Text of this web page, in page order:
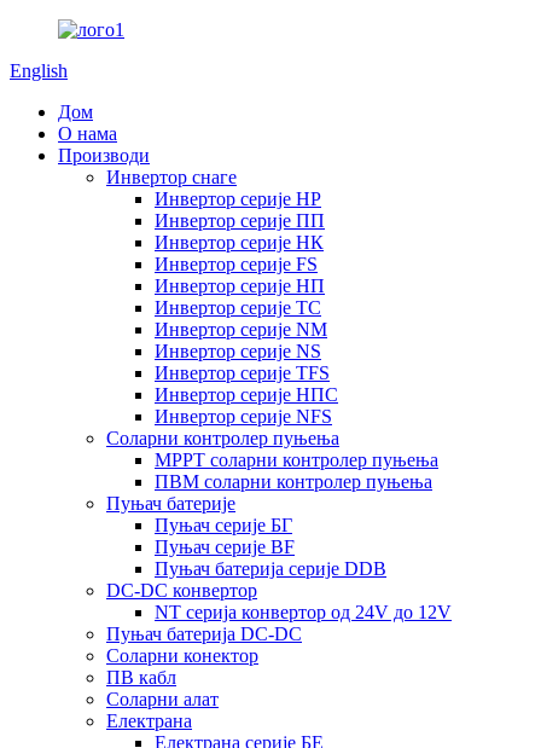
English
Дом
О нама
Производи
Инвертор снаге
Инвертор серије HP
Инвертор серије ПП
Инвертор серије НК
Инвертор серије FS
Инвертор серије НП
Инвертор серије ТС
Инвертор серије NM
Инвертор серије NS
Инвертор серије TFS
Инвертор серије НПС
Инвертор серије NFS
Соларни контролер пуњења
MPPT соларни контролер пуњења
ПВМ соларни контролер пуњења
Пуњач батерије
Пуњач серије БГ
Пуњач серије BF
Пуњач батерија серије DDB
DC-DC конвертор
NT серија конвертор од 24V до 12V
Пуњач батерија DC-DC
Соларни конектор
ПВ кабл
Соларни алат
Електрана
Електрана серије БЕ